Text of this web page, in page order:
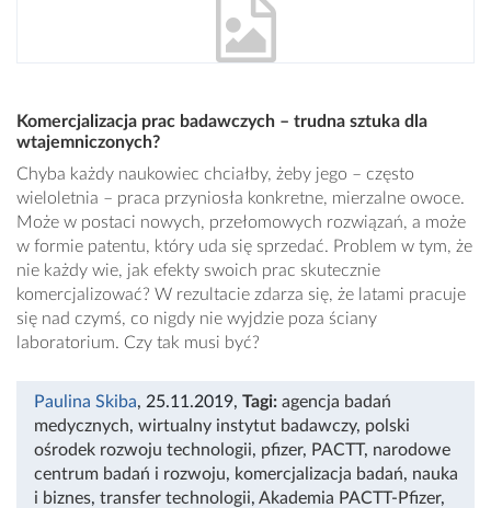
Komercjalizacja prac badawczych – trudna sztuka dla
wtajemniczonych?
Chyba każdy naukowiec chciałby, żeby jego – często
wieloletnia – praca przyniosła konkretne, mierzalne owoce.
Może w postaci nowych, przełomowych rozwiązań, a może
w formie patentu, który uda się sprzedać. Problem w tym, że
nie każdy wie, jak efekty swoich prac skutecznie
komercjalizować? W rezultacie zdarza się, że latami pracuje
się nad czymś, co nigdy nie wyjdzie poza ściany
laboratorium. Czy tak musi być?
Paulina Skiba, 25.11.2019, Tagi: agencja badań
medycznych, wirtualny instytut badawczy, polski
ośrodek rozwoju technologii, pfizer, PACTT, narodowe
centrum badań i rozwoju, komercjalizacja badań, nauka
i biznes, transfer technologii, Akademia PACTT-Pfizer,